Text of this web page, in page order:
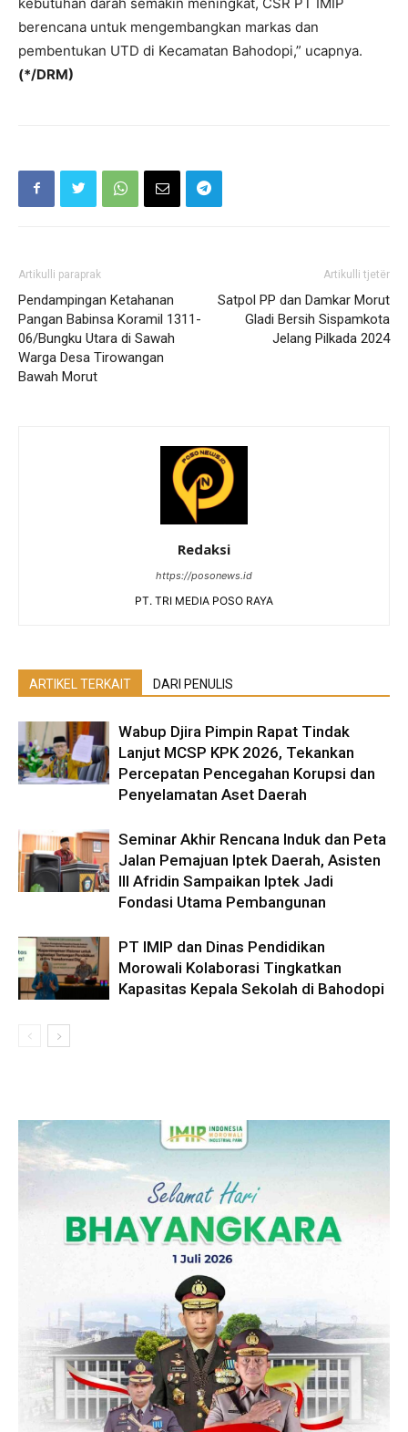
berencana untuk mengembangkan markas dan
pembentukan UTD di Kecamatan Bahodopi,” ucapnya.
(*/DRM)
Artikulli paraprak
Pendampingan Ketahanan
Pangan Babinsa Koramil 1311-
06/Bungku Utara di Sawah
Warga Desa Tirowangan
Bawah Morut
Artikulli tjetër
Satpol PP dan Damkar Morut
Gladi Bersih Sispamkota
Jelang Pilkada 2024
Redaksi
https://posonews.id
PT. TRI MEDIA POSO RAYA
ARTIKEL TERKAIT DARI PENULIS
Wabup Djira Pimpin Rapat Tindak
Lanjut MCSP KPK 2026, Tekankan
Percepatan Pencegahan Korupsi dan
Penyelamatan Aset Daerah
Seminar Akhir Rencana Induk dan Peta
Jalan Pemajuan Iptek Daerah, Asisten
III Afridin Sampaikan Iptek Jadi
Fondasi Utama Pembangunan
PT IMIP dan Dinas Pendidikan
Morowali Kolaborasi Tingkatkan
Kapasitas Kepala Sekolah di Bahodopi